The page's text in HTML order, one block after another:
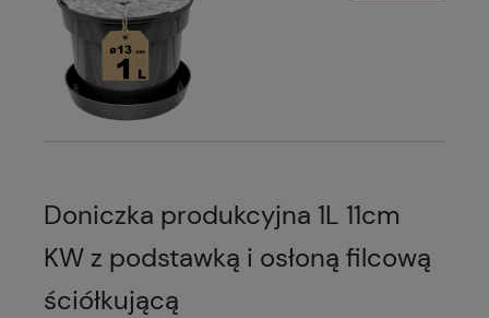
Doniczka produkcyjna 1L 11cm
KW z podstawką i osłoną filcową
ściółkującą